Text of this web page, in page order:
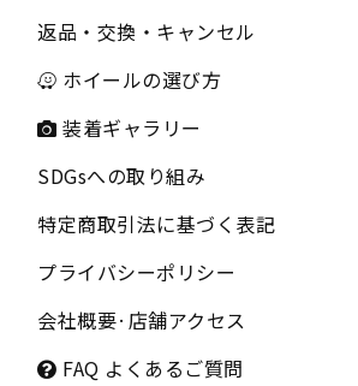
返品・交換・キャンセル
ホイールの選び方
装着ギャラリー
SDGsへの取り組み
特定商取引法に基づく表記
プライバシーポリシー
会社概要· 店舗アクセス
FAQ よくあるご質問